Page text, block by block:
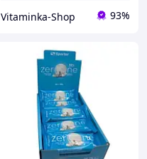
Vitaminka-Shop 93%